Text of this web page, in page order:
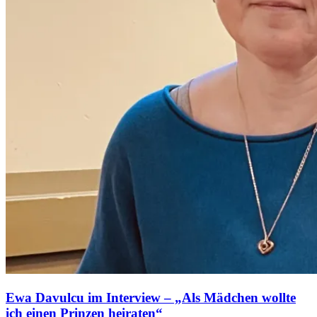
Ewa Davulcu im Interview – „Als Mädchen wollte
ich einen Prinzen heiraten“